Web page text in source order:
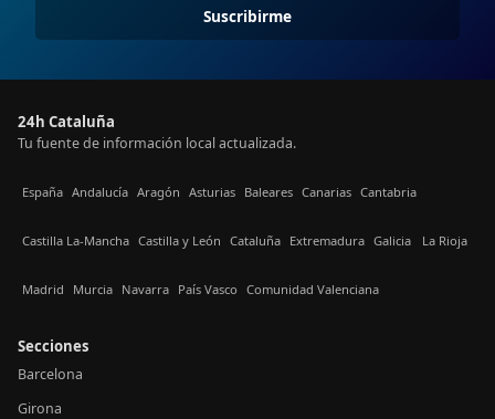
Suscribirme
24h Cataluña
Tu fuente de información local actualizada.
España Andalucía Aragón Asturias Baleares Canarias Cantabria
Castilla La-Mancha Castilla y León Cataluña Extremadura Galicia La Rioja
Madrid Murcia Navarra País Vasco Comunidad Valenciana
Secciones
Barcelona
Girona